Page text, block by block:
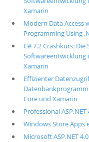
Xamarin
Modern Data Access
Programming Using
C# 7.2 Crashkurs:
Softwareentwicklung
Xamarin
Effizienter
Core und Xamarin
Professional
Windows Store Apps
Microsoft ASP.NET